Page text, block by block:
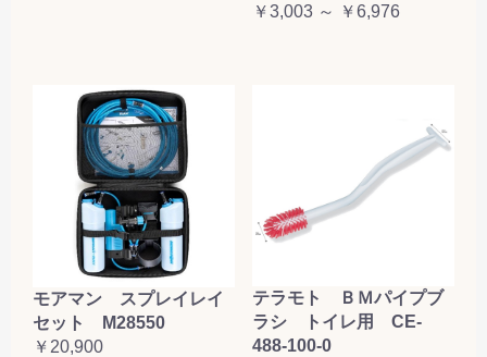
￥3,003 ～ ￥6,976
モアマン スプレイレイ
セット M28550
￥20,900
テラモト ＢＭパイプブ
ラシ トイレ用 CE-
488-100-0